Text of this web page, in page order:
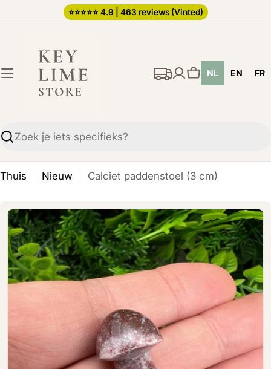
inhoud
⭐️⭐️⭐️⭐️⭐️ 4.9 | 463 reviews (Vinted)
Zoekopdracht
Winkelwagen
NL EN FR
Thuis Nieuw Calciet paddenstoel (3 cm)